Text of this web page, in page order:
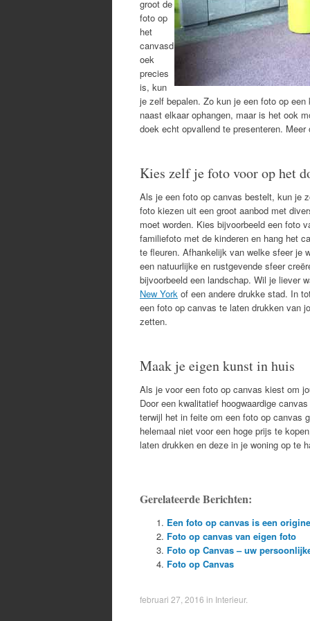
groot de
foto op
het
canvasd
oek
precies
is, kun
je zelf bepalen. Zo kun je een foto op
naast elkaar ophangen, maar is het ook
doek echt opvallend te presenteren.
Kies zelf je foto voor op het
Als je een foto op canvas bestelt, kun je
foto kiezen uit een groot aanbod met
moet worden. Kies bijvoorbeeld een foto
familiefoto met de kinderen en hang het
te fleuren. Afhankelijk van welke sfeer je
een natuurlijke en rustgevende sfeer
bijvoorbeeld een landschap. Wil je liever
New York of een andere drukke stad. In
een foto op canvas te laten drukken van
zetten.
Maak je eigen kunst in huis
Als je voor een foto op canvas kiest om
Door een kwalitatief hoogwaardige
terwijl het in feite om een foto op canvas
helemaal niet voor een hoge prijs te
laten drukken en deze in je woning op te
Gerelateerde Berichten:
Een foto op canvas is een
Foto op canvas van eigen foto
Foto op Canvas – uw
Foto op Canvas
februari 27, 2016 in Interieur.